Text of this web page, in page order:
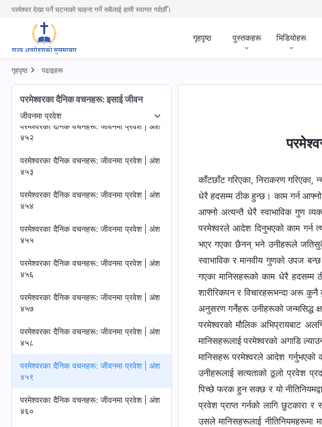
परमेश्वर देखा पर्ने घटनाको चाहना गर्ने सबैलाई हामी स्वागत गर्दछौँ।
गृहपृष्ठ पुस्तकहरू भिडियोहरू
गृहपृष्ठ पढाइहरू
परमेश्‍वरका दैनिक वचनहरू: इसाई जीवन
जीवनमा प्रवेश
गर्नु जीवनमा प्रवेश गन्तव्य र परिणामहरू
परमेश्‍वरका दैनिक वचनहरू: जीवनमा प्रवेश | अंश
४४९
४५०
परमेश्‍वरका दैनिक वचनहरू: जीवनमा प्रवेश | अंश
४५१
परमेश्‍वरका दैनिक वचनहरू: जीवनमा प्रवेश | अंश
४५२
परमेश्‍वरका दैनिक वचनहरू: जीवनमा प्रवेश | अंश
४५३
परमेश्‍वरका दैनिक वचनहरू: जीवनमा प्रवेश | अंश
४५४
परमेश्‍वरका दैनिक वचनहरू: जीवनमा प्रवेश | अंश
४५५
परमेश्‍वरका दैनिक वचनहरू: जीवनमा प्रवेश | अंश
४५६
परमेश्‍वरका दैनिक वचनहरू: जीवनमा प्रवेश | अंश
४५७
परमेश्‍वरका दैनिक वचनहरू: जीवनमा प्रवेश | अंश
४५८
परमेश्‍वरका दैनिक वचनहरू: जीवनमा प्रवेश | अंश
४५९
परमेश्‍वरका दैनिक वचनहरू: जीवनमा प्रवेश | अंश
४६०
काँटछाँट गरिएका, निराकरण गरिएका,
धेरै हदसम्म ठीक हुन्छ। काम गर्न
आफ्नो अत्यन्तै धेरै स्वाभाविक गुण
परमेश्‍वरले आदेश दिनुभएको काम गर्न
भएर गएका छैनन् भने उनीहरूले जतिसुकै
स्वाभाविक र मानवीय गुणको उपज
गएका मानिसहरूको काम धेरै हदसम्म
शारीरिकपन र विचारहरूभन्दा अरू कुनै
अनुसरण गर्नेहरू उनीहरूको जन्मसिद्ध
परमेश्‍वरको मौलिक अभिप्रायबाट
मानिसहरूलाई परमेश्‍वरको अगाडि
मानिसहरू परमेश्‍वरले आदेश गर्नुभएको
उनीहरूलाई सत्यताको ठूलो प्रवेश
पिच्छे फरक हुन सक्छ र यो
प्रवेश प्राप्त गर्नको लागि छुटकारा
उसले मानिसहरूलाई